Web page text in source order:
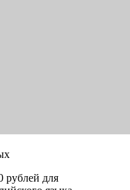
рублей для